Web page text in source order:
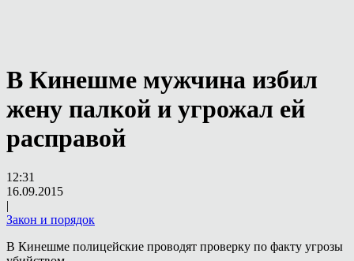
В Кинешме мужчина избил
жену палкой и угрожал ей
расправой
12:31
16.09.2015
|
Закон и порядок
В Кинешме полицейские проводят проверку по факту угрозы